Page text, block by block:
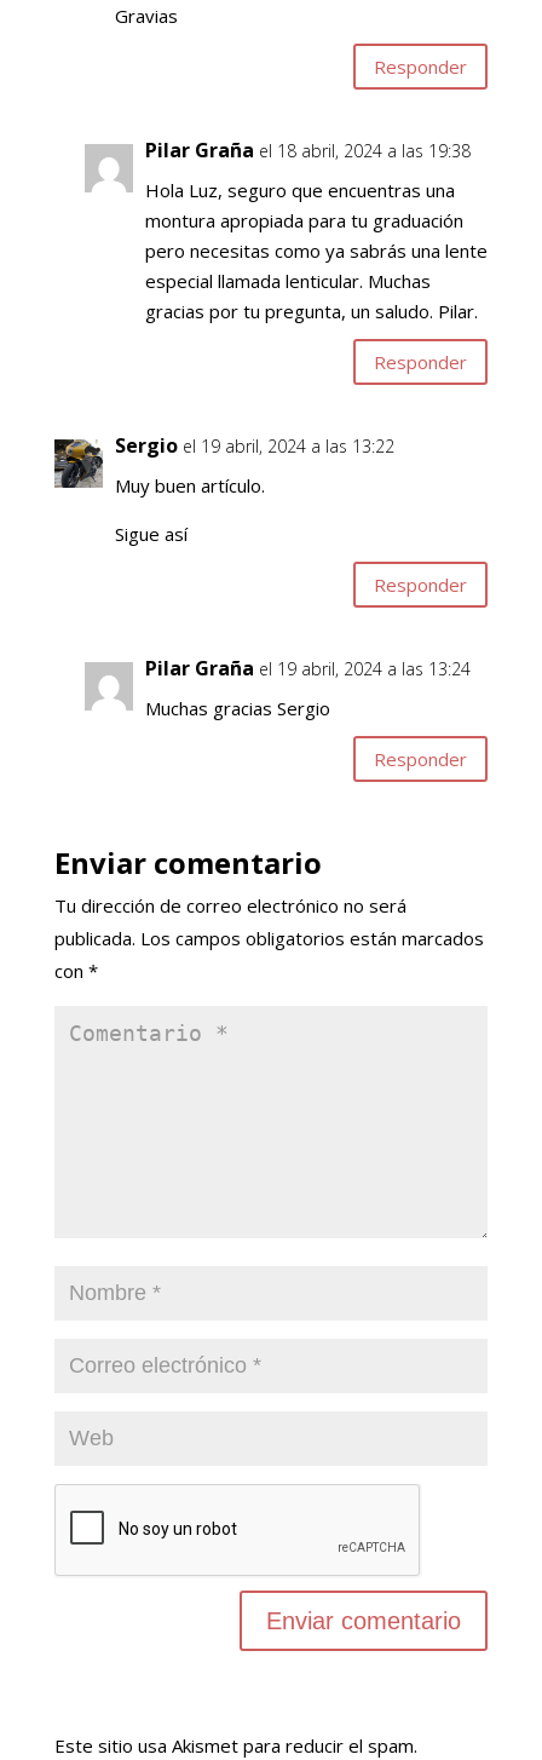
Gravias
Responder
Pilar Graña el 18 abril, 2024 a las 19:38
Hola Luz, seguro que encuentras una
montura apropiada para tu graduación
pero necesitas como ya sabrás una lente
especial llamada lenticular. Muchas
gracias por tu pregunta, un saludo. Pilar.
Responder
Sergio el 19 abril, 2024 a las 13:22
Muy buen artículo.
Sigue así
Responder
Pilar Graña el 19 abril, 2024 a las 13:24
Muchas gracias Sergio
Responder
Enviar comentario
Tu dirección de correo electrónico no será
publicada. Los campos obligatorios están marcados
con *
Este sitio usa Akismet para reducir el spam.